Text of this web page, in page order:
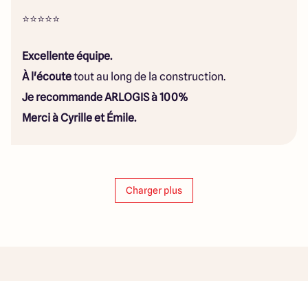
⭐⭐⭐⭐⭐
Excellente équipe.
À l'écoutetout au long de la construction.
Je recommande ARLOGIS à 100%
Merci à Cyrille et Émile.
Charger plus